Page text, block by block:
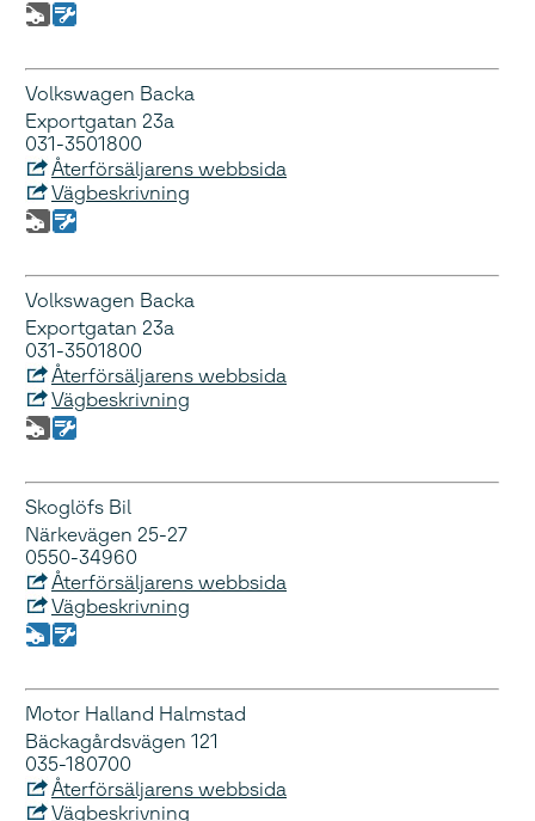
Volkswagen Backa
Exportgatan 23a
031-3501800
Återförsäljarens webbsida
Vägbeskrivning
Volkswagen Backa
Exportgatan 23a
031-3501800
Återförsäljarens webbsida
Vägbeskrivning
Skoglöfs Bil
Närkevägen 25-27
0550-34960
Återförsäljarens webbsida
Vägbeskrivning
Motor Halland Halmstad
Bäckagårdsvägen 121
035-180700
Återförsäljarens webbsida
Vägbeskrivning